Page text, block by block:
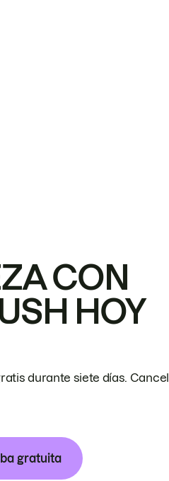
CON
HOY
durante siete días.
gratuita